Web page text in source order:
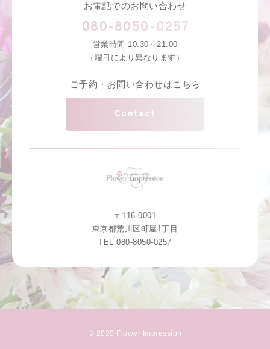
お電話でのお問い合わせ
080-8050-0257
営業時間 10:30～21:00
（曜日により異なります）
ご予約・お問い合わせはこちら
Contact
〒116-0001
東京都荒川区町屋1丁目
TEL 080-8050-0257
© 2020 Flower Impression